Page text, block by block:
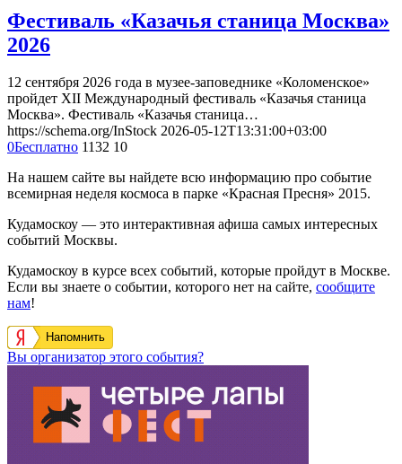
Фестиваль «Казачья станица Москва»
2026
12 сентября 2026 года в музее-заповеднике «Коломенское»
пройдет XII Международный фестиваль «Казачья станица
Москва». Фестиваль «Казачья станица…
https://schema.org/InStock 2026-05-12T13:31:00+03:00
0Бесплатно 1132 10
На нашем сайте вы найдете всю информацию про событие
всемирная неделя космоса в парке «Красная Пресня» 2015.
Кудамоскоу — это интерактивная афиша самых интересных
событий Москвы.
Кудамоскоу в курсе всех событий, которые пройдут в Москве.
Если вы знаете о событии, которого нет на сайте, сообщите
нам!
Напомнить
Вы организатор этого события?